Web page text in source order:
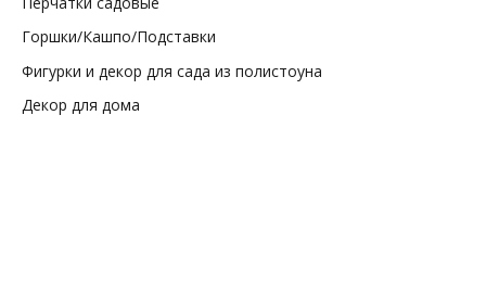
Горшки/Кашпо/Подставки
Фигурки и декор для сада из полистоуна
Декор для дома